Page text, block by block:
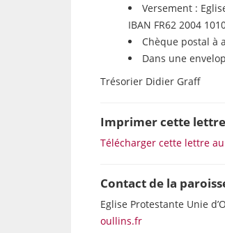
Versement :
IBAN FR62 2004
Chèque postal à
Dans une
Trésorier Didier Graff
Imprimer cette lettre
Télécharger cette lettre
Contact de la
Eglise Protestante Unie
oullins.fr